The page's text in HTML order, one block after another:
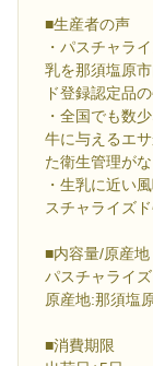
■生産者の声
・パスチャラ
乳を那須塩原
ド登録認定品
・全国でも数
牛に与えるエ
た衛生管理が
・生乳に近い
スチャライズ
■内容量/原産地
パスチャライ
原産地:那須塩
■消費期限